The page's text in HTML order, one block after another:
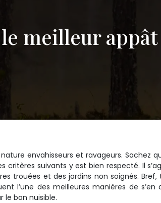
meilleur
envahisseurs et ravageurs. Sachez
critères suivants y est bien respecté. Il
trouées et des jardins non soignés.
l’une des meilleures manières de
le bon nuisible.